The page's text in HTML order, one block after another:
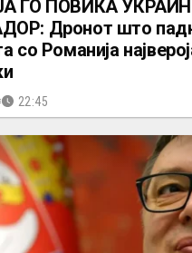
ГО ПОВИКА
Дронот што
со Романија
22:45